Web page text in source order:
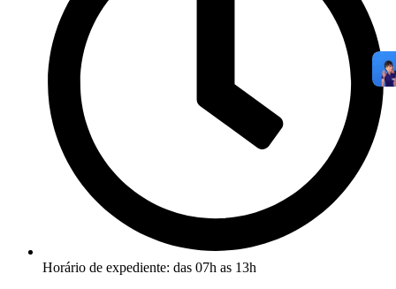
Horário de expediente: das 07h as 13h